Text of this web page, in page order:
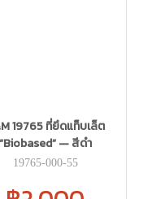
19765 ที่ยึดแท็บเล็ต
“Biobased” — สีดำ
19765-000-55